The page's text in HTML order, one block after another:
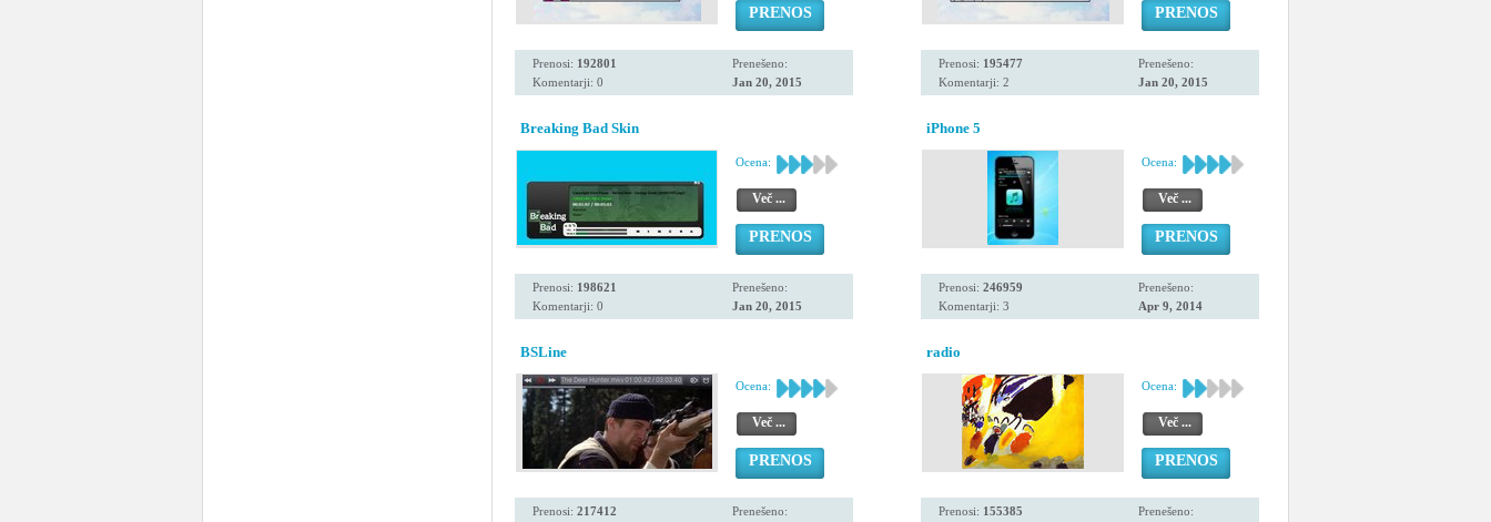
PRENOS
Prenosi: 192801
Komentarji: 0
Prenešeno:
Jan 20, 2015
PRENOS
Prenosi: 195477
Komentarji: 2
Prenešeno:
Jan 20, 2015
Breaking Bad Skin
Ocena:
Več ...
PRENOS
Prenosi: 198621
Komentarji: 0
Prenešeno:
Jan 20, 2015
iPhone 5
Ocena:
Več ...
PRENOS
Prenosi: 246959
Komentarji: 3
Prenešeno:
Apr 9, 2014
BSLine
Ocena:
Več ...
PRENOS
Prenosi: 217412
Prenešeno:
radio
Ocena:
Več ...
PRENOS
Prenosi: 155385
Prenešeno: